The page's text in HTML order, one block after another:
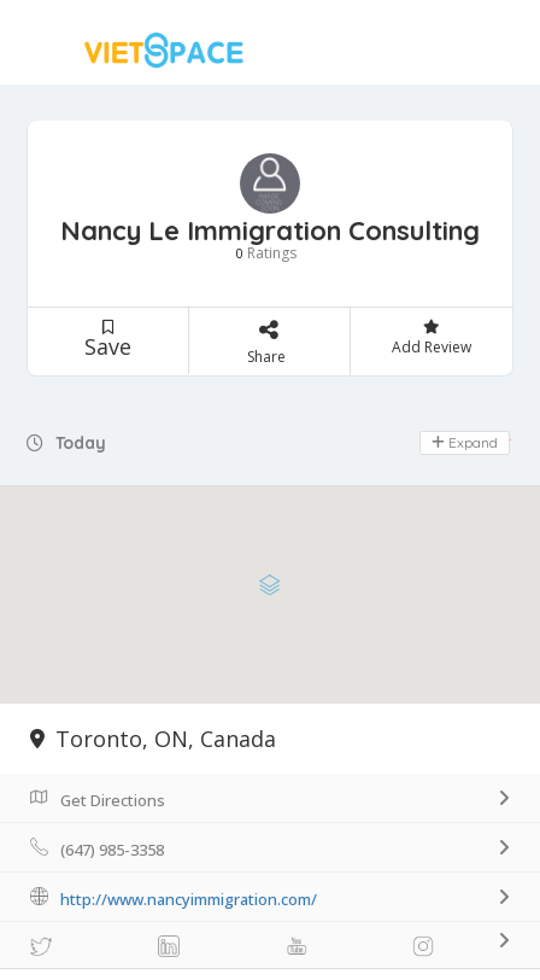
Nancy Le Immigration Consulting
0 Ratings
Save Share Add Review
Today Day Off
Expand
Toronto, ON, Canada
Get Directions
(647) 985-3358
http://www.nancyimmigration.com/